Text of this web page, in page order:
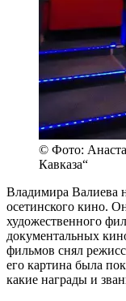
© Фото:
Кавказа“
Владимира Валиева
осетинского кино.
художественного
документальных
фильмов снял
его картина была
какие награды и